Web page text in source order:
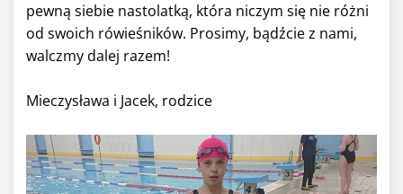
pewną siebie nastolatką, która niczym się nie różni
od swoich rówieśników. Prosimy, bądźcie z nami,
walczmy dalej razem!
Mieczysława i Jacek, rodzice